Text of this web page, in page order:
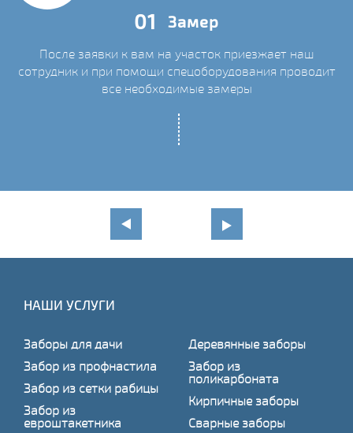
01 Замер
После заявки к вам на участок приезжает наш
сотрудник и при помощи спецоборудования проводит
все необходимые замеры
НАШИ УСЛУГИ
Заборы для дачи
Забор из профнастила
Забор из сетки рабицы
Забор из
евроштакетника
Деревянные заборы
Забор из
поликарбоната
Кирпичные заборы
Сварные заборы